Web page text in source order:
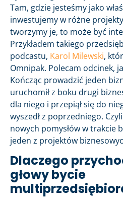
Tam, gdzie jesteśmy jako
inwestujemy w różne
tworzymy je, to może być
Przykładem takiego
podcastu, Karol Milewski,
Omnipak. Polecam odcinek,
Kończąc prowadzić jeden
uruchomił z boku drugi
dla niego i przepiął się do
wyszedł z poprzedniego.
nowych pomysłów w trakcie
jeden z projektów
Dlaczego
głowy bycie